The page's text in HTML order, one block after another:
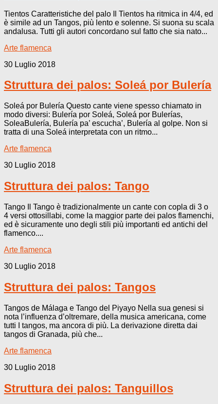
Tientos Caratteristiche del palo Il Tientos ha ritmica in 4/4, ed
è simile ad un Tangos, più lento e solenne. Si suona su scala
andalusa. Tutti gli autori concordano sul fatto che sia nato...
Arte flamenca
30 Luglio 2018
Struttura dei palos: Soleá por Bulería
Soleá por Bulería Questo cante viene spesso chiamato in
modo diversi: Bulería por Soleá, Soleá por Bulerías,
SoleaBulería, Bulería pa’ escucha’, Bulería al golpe. Non si
tratta di una Soleá interpretata con un ritmo...
Arte flamenca
30 Luglio 2018
Struttura dei palos: Tango
Tango Il Tango è tradizionalmente un cante con copla di 3 o
4 versi ottosillabi, come la maggior parte dei palos flamenchi,
ed è sicuramente uno degli stili più importanti ed antichi del
flamenco....
Arte flamenca
30 Luglio 2018
Struttura dei palos: Tangos
Tangos de Málaga e Tango del Piyayo Nella sua genesi si
nota l’influenza d’oltremare, della musica americana, come
tutti I tangos, ma ancora di più. La derivazione diretta dai
tangos di Granada, più che...
Arte flamenca
30 Luglio 2018
Struttura dei palos: Tanguillos